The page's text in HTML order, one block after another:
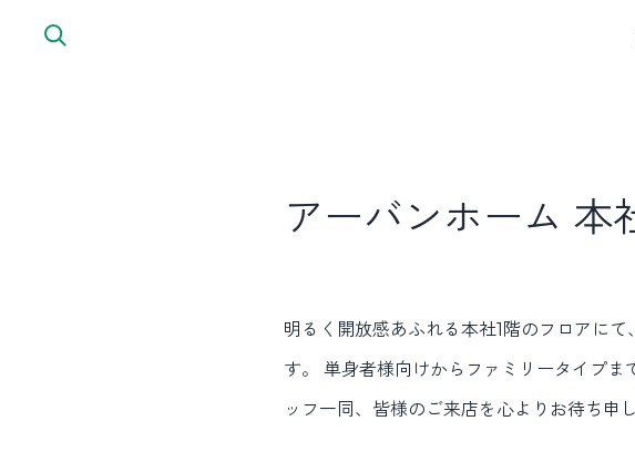
アーバンホーム 本
明るく開放感あふれる本社1階のフロアに
す。 単身者様向けからファミリータイプ
ッフ一同、皆様のご来店を心よりお待ち申